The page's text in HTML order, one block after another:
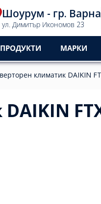
Шоурум - гр. Варна
ул. Димитър Икономов 23
МАРКИ
климатик DAIKIN